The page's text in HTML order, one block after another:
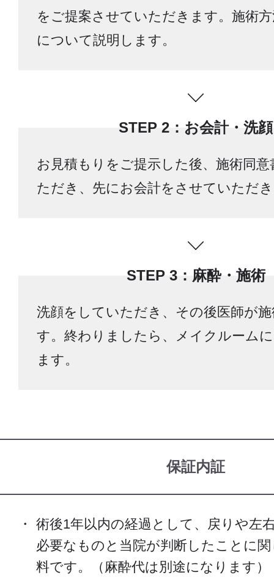
をご提案させていただきます。施術
について説明します。
STEP 2：お会計・洗顔
お見積もりをご提示した後、施術同
ただき、先にお会計をさせていただ
STEP 3：麻酔・施術
洗顔をしていただき、その後医師が
す。終わりましたら、メイクルーム
ます。
保証内証
術後1年以内の経過として、戻りや左
必要なものと当院が判断したことに
料です。（麻酔代は別途になります）